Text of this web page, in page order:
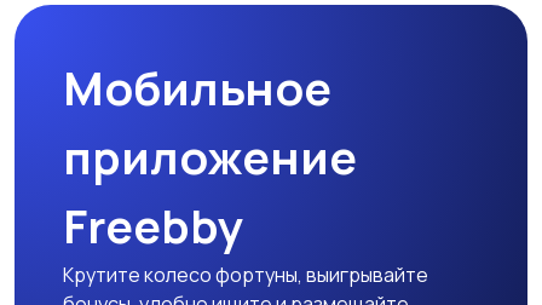
Мобильное
приложение
Freebby
Крутите колесо фортуны, выигрывайте